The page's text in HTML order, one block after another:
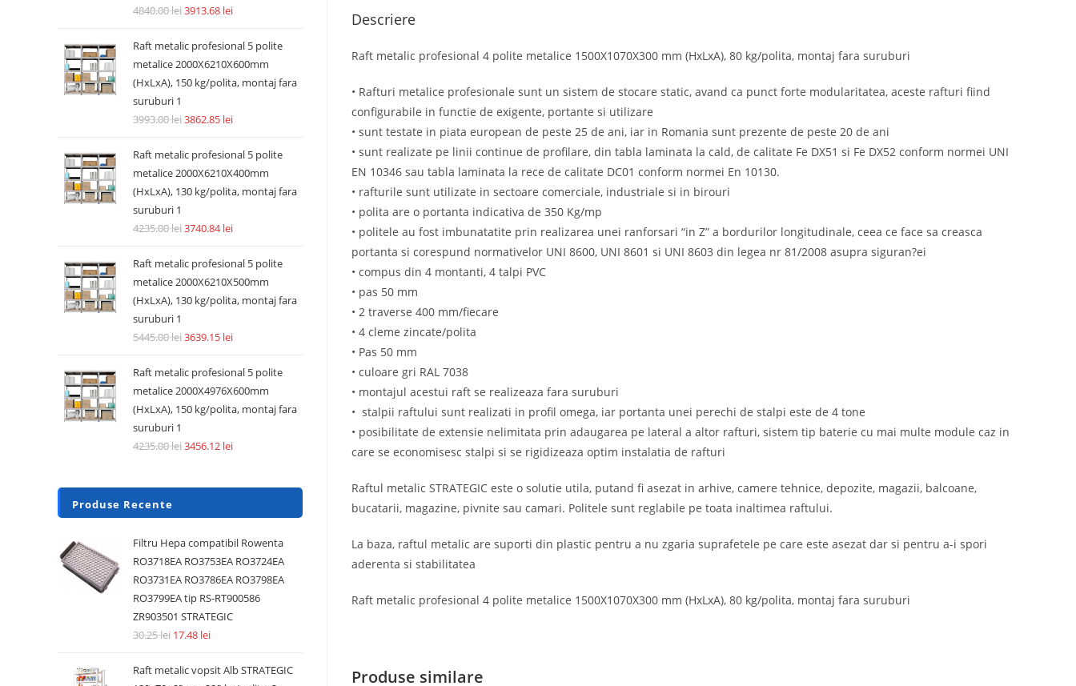
Descriere
Raft metalic profesional 4 polite metalice 1500X1070X300 mm (HxLxA), 80 kg/polita, montaj fara suruburi
• Rafturi metalice profesionale sunt un sistem de stocare static, avand ca punct forte modularitatea, aceste rafturi fiind
configurabile in functie de exigente, portante si utilizare
• sunt testate in piata european de peste 25 de ani, iar in Romania sunt prezente de peste 20 de ani
• sunt realizate pe linii continue de profilare, din tabla laminata la cald, de calitate Fe DX51 si Fe DX52 conform normei UNI
EN 10346 sau tabla laminata la rece de calitate DC01 conform normei En 10130.
• rafturile sunt utilizate in sectoare comerciale, industriale si in birouri
• polita are o portanta indicativa de 350 Kg/mp
• politele au fost imbunatatite prin realizarea unei ranforsari “in Z” a bordurilor longitudinale, ceea ce face sa creasca
portanta si corespund normativelor UNI 8600, UNI 8601 si UNI 8603 din legea nr 81/2008 asupra siguran?ei
• compus din 4 montanti, 4 talpi PVC
• pas 50 mm
• 2 traverse 400 mm/fiecare
• 4 cleme zincate/polita
• Pas 50 mm
• culoare gri RAL 7038
• montajul acestui raft se realizeaza fara suruburi
• stalpii raftului sunt realizati in profil omega, iar portanta unei perechi de stalpi este de 4 tone
• posibilitate de extensie nelimitata prin adaugarea pe lateral a altor rafturi, sistem tip baterie cu mai multe module caz in
care se economisesc stalpi si se rigidizeaza optim instalatia de rafturi
Raftul metalic STRATEGIC este o solutie utila, putand fi asezat in arhive, camere tehnice, depozite, magazii, balcoane,
bucatarii, magazine, pivnite sau camari. Politele sunt reglabile pe toata inaltimea raftului.
La baza, raftul metalic are suporti din plastic pentru a nu zgaria suprafetele pe care este asezat dar si pentru a-i spori
aderenta si stabilitatea
Raft metalic profesional 4 polite metalice 1500X1070X300 mm (HxLxA), 80 kg/polita, montaj fara suruburi
Produse similare
4840.00lei3913.68 lei
Raft metalic profesional 5 polite
metalice 2000X6210X600mm
(HxLxA), 150 kg/polita, montaj fara
suruburi 1
3993.00lei3862.85 lei
Raft metalic profesional 5 polite
metalice 2000X6210X400mm
(HxLxA), 130 kg/polita, montaj fara
suruburi 1
4235.00lei3740.84lei
Raft metalic profesional 5 polite
metalice 2000X6210X500mm
(HxLxA), 130 kg/polita, montaj fara
suruburi 1
5445.00lei3639.15 lei
Raft metalic profesional 5 polite
metalice 2000X4976X600mm
(HxLxA), 150 kg/polita, montaj fara
suruburi 1
4235.00lei3456.12 lei
Produse Recente
Filtru Hepa compatibil Rowenta
RO3718EA RO3753EA RO3724EA
RO3731EA RO3786EA RO3798EA
RO3799EA tip RS-RT900586
ZR903501 STRATEGIC
30.25lei 17.48 lei
Raft metalic vopsit Alb STRATEGIC